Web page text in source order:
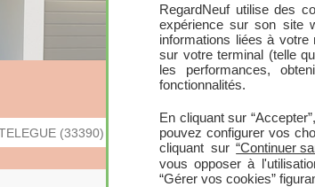
RegardNeuf utilise des
expérience sur son site
informations liées à
sur votre terminal (telle
les performances,
fonctionnalités.
En cliquant sur
pouvez configurer vos
cliquant sur“Continuer
vous opposer à
“Gérer vos cookies”